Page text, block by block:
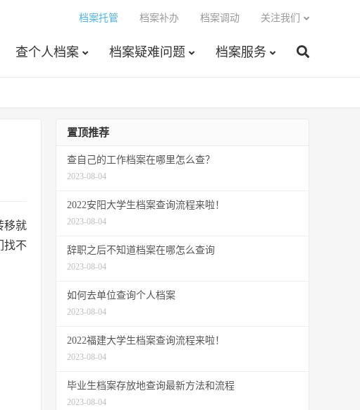
查个人档案 档案疑难问题 档案服务
档案托管 档案补办 档案调动 关注我们
移就
找不
置顶推荐
查自己的工作档案在哪里怎么查？
2023-08-04
2022安阳大学生档案查询流程来啦！
2023-08-04
辞职之后不知道档案在哪怎么查询
2023-08-04
如何去单位查询个人档案
2023-08-04
2022福建大学生档案查询流程来啦！
2023-08-04
毕业生档案存放地查询最新方法和流程
2023-08-04